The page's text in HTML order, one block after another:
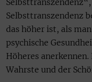
Selbsttranszendenz
das höher ist, als
psychische
Höheres
Wahrste und der